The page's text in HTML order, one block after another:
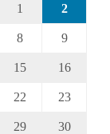
1 2
8 9
15 16
22 23
29 30